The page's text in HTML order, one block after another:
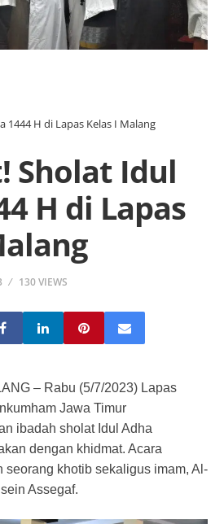
1444 H di Lapas Kelas I Malang
Sholat Idul
H di Lapas
130 VIEWS
– Rabu (5/7/2023) Lapas
Jawa Timur
ibadah sholat Idul Adha
dengan khidmat. Acara
seorang khotib sekaligus imam, Al-
Assegaf.